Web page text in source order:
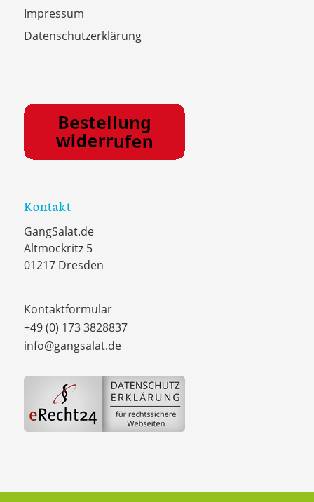
Impressum
Datenschutzerklärung
Kontakt
GangSalat.de
Altmockritz 5
01217 Dresden
Kontaktformular
+49 (0) 173 3828837
info@gangsalat.de